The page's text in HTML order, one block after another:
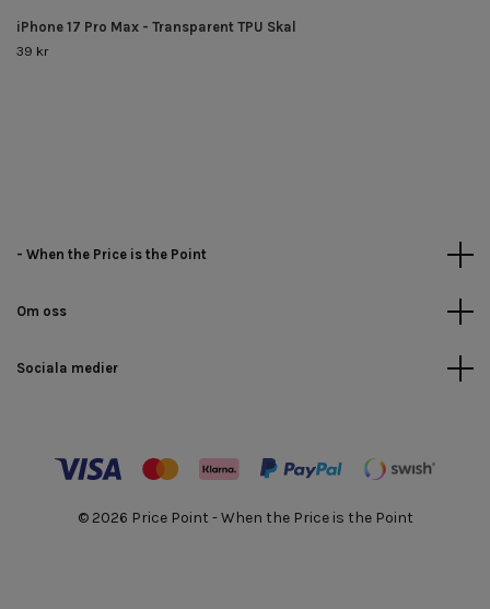
iPhone 17 Pro Max - Transparent TPU Skal
39 kr
- When the Price is the Point
Om oss
Sociala medier
© 2026 Price Point - When the Price is the Point